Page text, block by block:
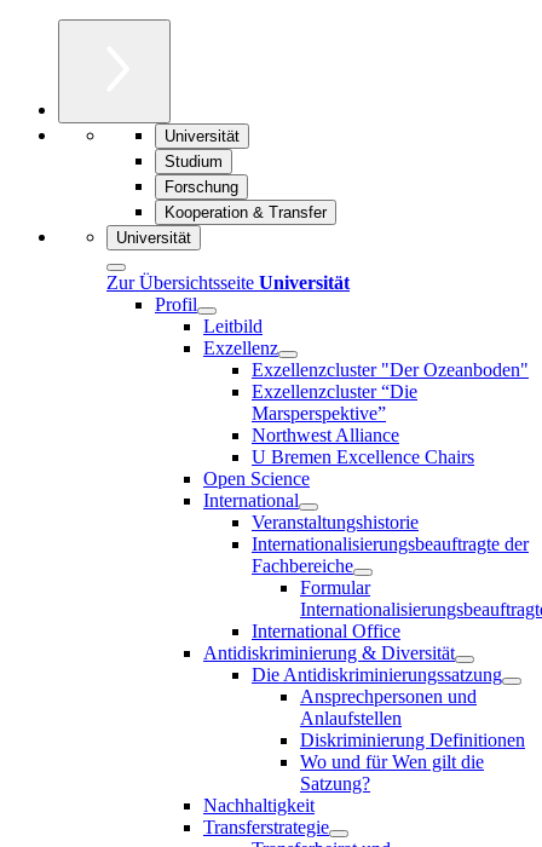
Universität
Studium
Forschung
Kooperation & Transfer
Universität
Zur Übersichtsseite Universität
Profil
Leitbild
Exzellenz
Exzellenzcluster "Der Ozeanboden"
Exzellenzcluster “Die
Marsperspektive”
Northwest Alliance
U Bremen Excellence Chairs
Open Science
International
Veranstaltungshistorie
Internationalisierungsbeauftragte der
Fachbereiche
Formular
International Office
Antidiskriminierung & Diversität
Die Antidiskriminierungssatzung
Ansprechpersonen und
Anlaufstellen
Diskriminierung Definitionen
Wo und für Wen gilt die
Satzung?
Nachhaltigkeit
Transferstrategie